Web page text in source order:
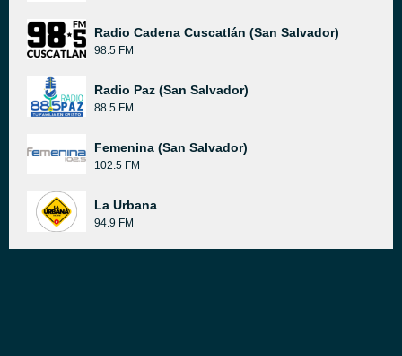
Radio Cadena Cuscatlán (San Salvador)
98.5 FM
Radio Paz (San Salvador)
88.5 FM
Femenina (San Salvador)
102.5 FM
La Urbana
94.9 FM